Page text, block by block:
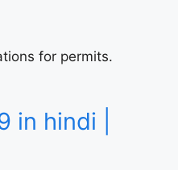
for permits.
in hindi |